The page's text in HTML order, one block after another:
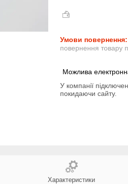
повернення товару
У компанії
покидаючи сайту.
Характеристики